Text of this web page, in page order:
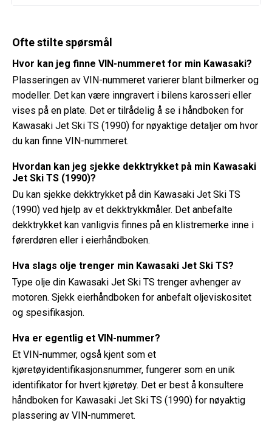
Ofte stilte spørsmål
Hvor kan jeg finne VIN-nummeret for min Kawasaki?
Plasseringen av VIN-nummeret varierer blant bilmerker og
modeller. Det kan være inngravert i bilens karosseri eller
vises på en plate. Det er tilrådelig å se i håndboken for
Kawasaki Jet Ski TS (1990) for nøyaktige detaljer om hvor
du kan finne VIN-nummeret.
Hvordan kan jeg sjekke dekktrykket på min Kawasaki
Jet Ski TS (1990)?
Du kan sjekke dekktrykket på din Kawasaki Jet Ski TS
(1990) ved hjelp av et dekktrykkmåler. Det anbefalte
dekktrykket kan vanligvis finnes på en klistremerke inne i
førerdøren eller i eierhåndboken.
Hva slags olje trenger min Kawasaki Jet Ski TS?
Type olje din Kawasaki Jet Ski TS trenger avhenger av
motoren. Sjekk eierhåndboken for anbefalt oljeviskositet
og spesifikasjon.
Hva er egentlig et VIN-nummer?
Et VIN-nummer, også kjent som et
kjøretøyidentifikasjonsnummer, fungerer som en unik
identifikator for hvert kjøretøy. Det er best å konsultere
håndboken for Kawasaki Jet Ski TS (1990) for nøyaktig
plassering av VIN-nummeret.